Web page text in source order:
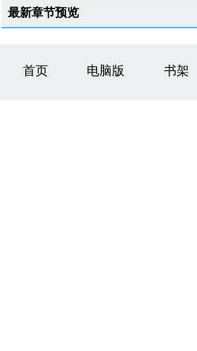
最新章节预览
首页 电脑版 书架